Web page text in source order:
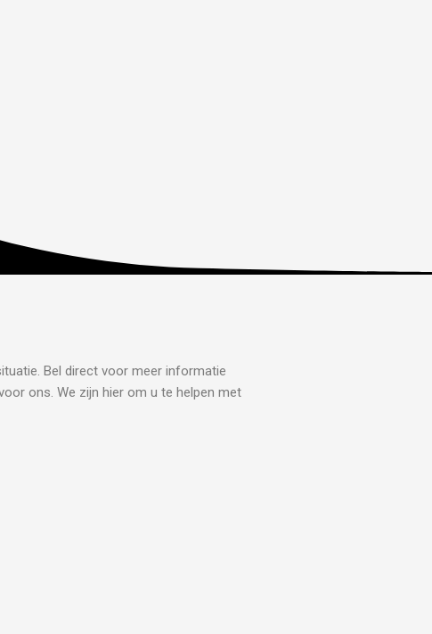
Bel direct voor meer informatie
ons. We zijn hier om u te helpen met